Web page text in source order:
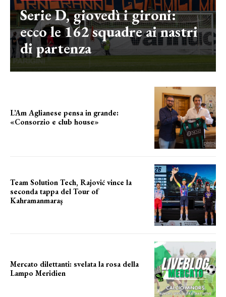
Serie D, giovedì i gironi:
ecco le 162 squadre ai nastri
di partenza
L’Am Aglianese pensa in grande:
«Consorzio e club house»
Team Solution Tech, Rajović vince la
seconda tappa del Tour of
Kahramanmaraş
Mercato dilettanti: svelata la rosa della
Lampo Meridien